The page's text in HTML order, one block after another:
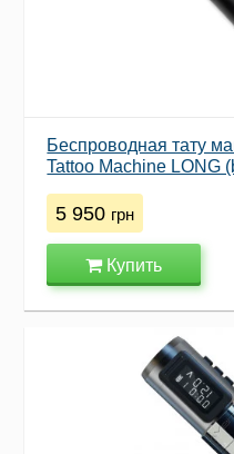
Беспроводная тату
Tattoo Machine LONG
5 950 грн
Купить